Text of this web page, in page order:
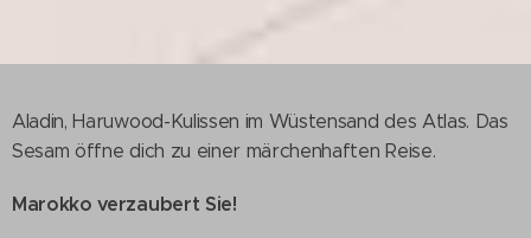
Aladin, Haruwood-Kulissen im Wüstensand des Atlas. Das
Sesam öffne dich zu einer märchenhaften Reise.
Marokko verzaubert Sie!